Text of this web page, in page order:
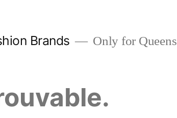
Brands Only for Queens